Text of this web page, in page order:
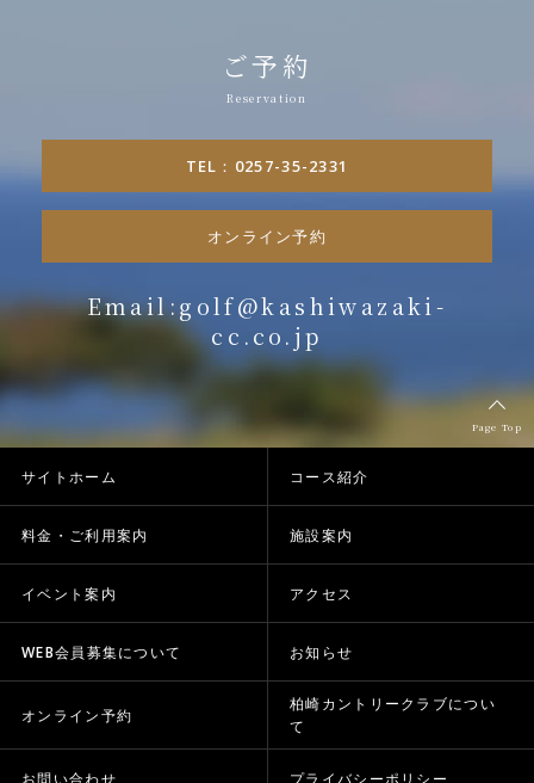
ご予約
TEL：0257-35-2331
オンライン予約
Email:golf@kashiwazaki-
cc.co.jp
Page Top
サイトホーム コース紹介
料金・ご利用案内 施設案内
イベント案内 アクセス
WEB会員募集について お知らせ
オンライン予約
柏崎カントリークラブについ
て
お問い合わせ プライバシーポリシー